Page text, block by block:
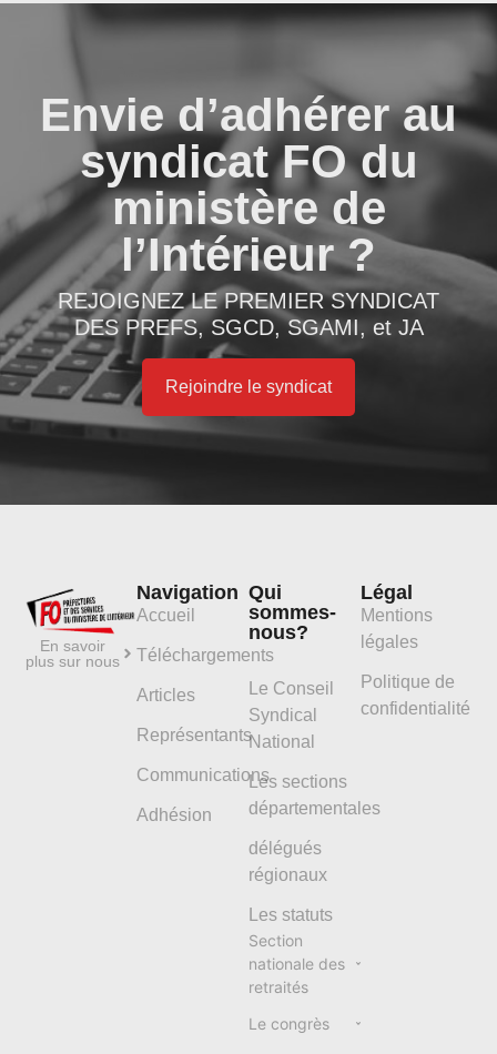
Envie d’adhérer au
syndicat FO du
ministère de
l’Intérieur ?
REJOIGNEZ LE PREMIER SYNDICAT
DES PREFS, SGCD, SGAMI, et JA
Rejoindre le syndicat
En savoir
plus sur nous
Navigation
Accueil
Téléchargements
Articles
Représentants
Communications
Adhésion
Qui
sommes-
nous?
Le Conseil
Syndical
National
Les sections
départementales
délégués
régionaux
Les statuts
Section
nationale des
retraités
Le congrès
Légal
Mentions
légales
Politique de
confidentialité